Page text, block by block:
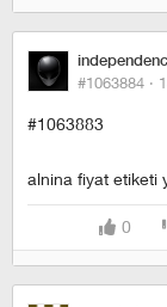
#1063884 ·
#1063883
alnina fiyat etiketi
0